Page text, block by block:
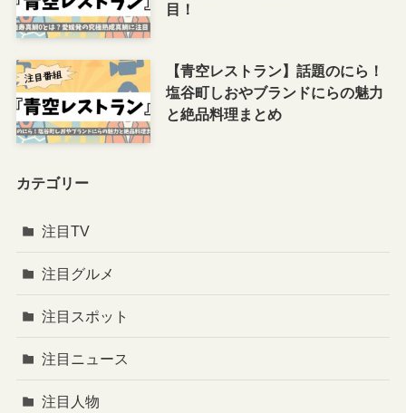
目！
【青空レストラン】話題のにら！
塩谷町しおやブランドにらの魅力
と絶品料理まとめ
カテゴリー
注目TV
注目グルメ
注目スポット
注目ニュース
注目人物